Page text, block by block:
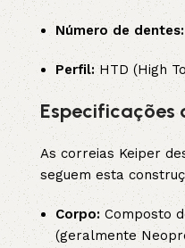
Número de dentes:
Perfil:HTD (High
Especificações
As correias Keiper
seguem esta
Corpo: Composto
(geralmente